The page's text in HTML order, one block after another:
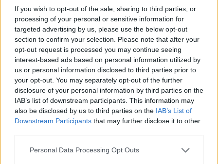
If you wish to opt-out of the sale, sharing to third parties, or
processing of your personal or sensitive information for
targeted advertising by us, please use the below opt-out
section to confirm your selection. Please note that after your
opt-out request is processed you may continue seeing
interest-based ads based on personal information utilized by
us or personal information disclosed to third parties prior to
your opt-out. You may separately opt-out of the further
disclosure of your personal information by third parties on the
IAB’s list of downstream participants. This information may
also be disclosed by us to third parties on the IAB’s List of
Downstream Participants that may further disclose it to other
Personal Data Processing Opt Outs